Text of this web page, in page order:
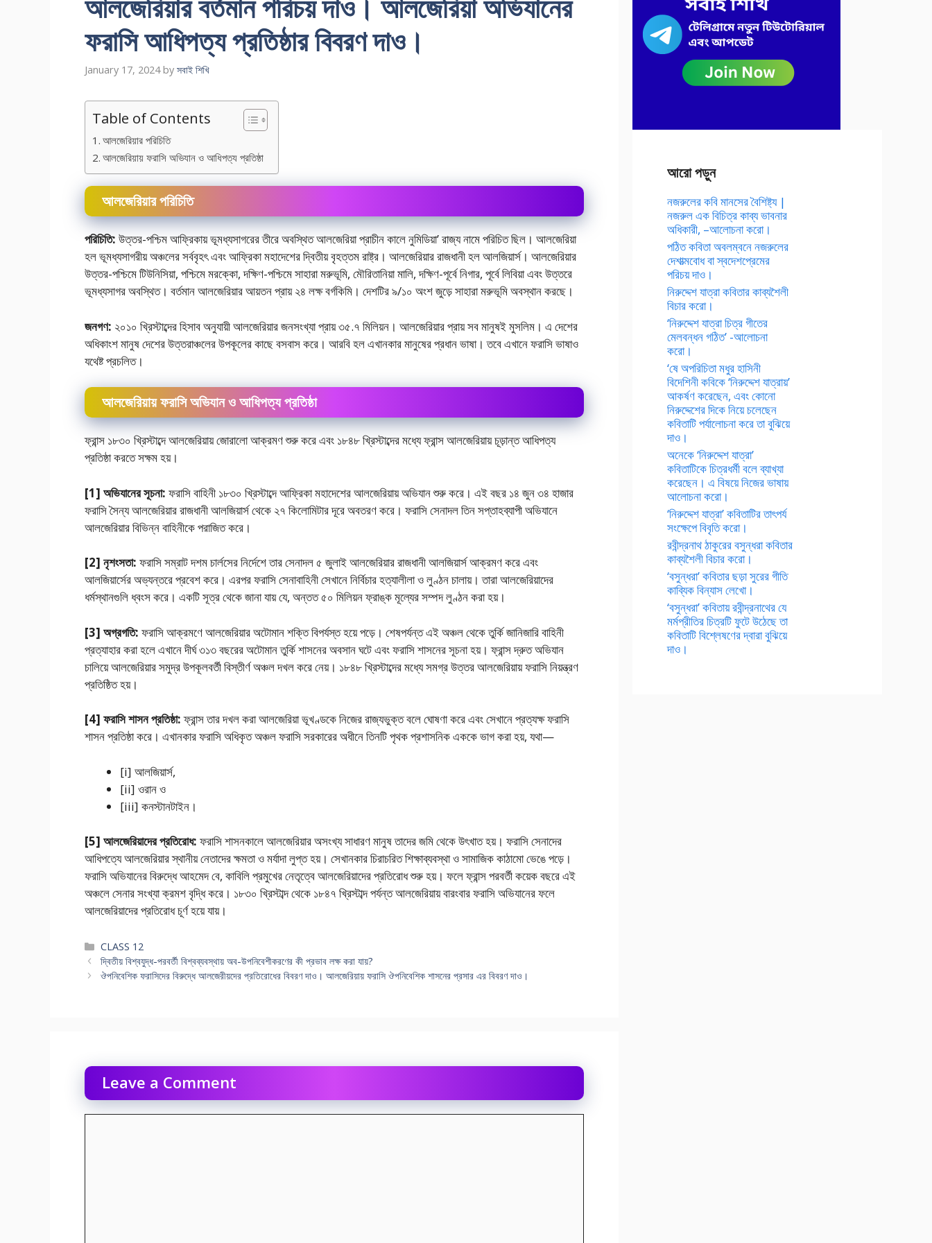
ফরাসি আধিপত্য প্রতিষ্ঠার বিবরণ দাও।
January 17, 2024 by সবাই শিখি
Table of Contents
আলজেরিয়ার পরিচিতি
আলজেরিয়ায় ফরাসি অভিযান ও আধিপত্য প্রতিষ্ঠা
আলজেরিয়ার পরিচিতি
পরিচিতি: উত্তর-পশ্চিম আফ্রিকায় ভূমধ্যসাগরের তীরে অবস্থিত আলজেরিয়া প্রাচীন কালে নুমিডিয়া’ রাজ্য নামে পরিচিত ছিল। আলজেরিয়া
হল ভূমধ্যসাগরীয় অঞ্চলের সর্ববৃহৎ এবং আফ্রিকা মহাদেশের দ্বিতীয় বৃহত্তম রাষ্ট্র। আলজেরিয়ার রাজধানী হল আলজিয়ার্স। আলজেরিয়ার
উত্তর-পশ্চিমে টিউনিসিয়া, পশ্চিমে মরক্কো, দক্ষিণ-পশ্চিমে সাহারা মরুভূমি, মৌরিতানিয়া মালি, দক্ষিণ-পূর্বে নিগার, পূর্বে লিবিয়া এবং উত্তরে
ভূমধ্যসাগর অবস্থিত। বর্তমান আলজেরিয়ার আয়তন প্রায় ২৪ লক্ষ বর্গকিমি। দেশটির ৯/১০ অংশ জুড়ে সাহারা মরুভূমি অবস্থান করছে।
জনগণ: ২০১০ খ্রিস্টাব্দের হিসাব অনুযায়ী আলজেরিয়ার জনসংখ্যা প্রায় ৩৫.৭ মিলিয়ন। আলজেরিয়ার প্রায় সব মানুষই মুসলিম। এ দেশের
অধিকাংশ মানুষ দেশের উত্তরাঞ্চলের উপকূলের কাছে বসবাস করে। আরবি হল এখানকার মানুষের প্রধান ভাষা। তবে এখানে ফরাসি ভাষাও
যথেষ্ট প্রচলিত।
আলজেরিয়ায় ফরাসি অভিযান ও আধিপত্য প্রতিষ্ঠা
ফ্রান্স ১৮৩০ খ্রিস্টাব্দে আলজেরিয়ায় জোরালাে আক্রমণ শুরু করে এবং ১৮৪৮ খ্রিস্টাব্দের মধ্যে ফ্রান্স আলজেরিয়ায় চূড়ান্ত আধিপত্য
প্রতিষ্ঠা করতে সক্ষম হয়।
[1] অভিযানের সূচনা: ফরাসি বাহিনী ১৮৩০ খ্রিস্টাব্দে আফ্রিকা মহাদেশের আলজেরিয়ায় অভিযান শুরু করে। এই বছর ১৪ জুন ৩৪ হাজার
ফরাসি সৈন্য আলজেরিয়ার রাজধানী আলজিয়ার্স থেকে ২৭ কিলােমিটার দূরে অবতরণ করে। ফরাসি সেনাদল তিন সপ্তাহব্যাপী অভিযানে
আলজেরিয়ার বিভিন্ন বাহিনীকে পরাজিত করে।
[2] নৃশংসতা: ফরাসি সম্রাট দশম চার্লসের নির্দেশে তার সেনাদল ৫ জুলাই আলজেরিয়ার রাজধানী আলজিয়ার্স আক্রমণ করে এবং
আলজিয়ার্সের অভ্যন্তরে প্রবেশ করে। এরপর ফরাসি সেনাবাহিনী সেখানে নির্বিচার হত্যালীলা ও লুণ্ঠন চালায়। তারা আলজেরিয়াদের
ধর্মস্থানগুলি ধ্বংস করে। একটি সূত্র থেকে জানা যায় যে, অন্তত ৫০ মিলিয়ন ফ্রাঙ্ক মূল্যের সম্পদ লুণ্ঠন করা হয়।
[3] অগ্রগতি: ফরাসি আক্রমণে আলজেরিয়ার অটোমান শক্তি বিপর্যস্ত হয়ে পড়ে। শেষপর্যন্ত এই অঞ্চল থেকে তুর্কি জানিজারি বাহিনী
প্রত্যাহার করা হলে এখানে দীর্ঘ ৩১৩ বছরের অটোমান তুর্কি শাসনের অবসান ঘটে এবং ফরাসি শাসনের সূচনা হয়। ফ্রান্স দ্রুত অভিযান
চালিয়ে আলজেরিয়ার সমুদ্র উপকূলবর্তী বিস্তীর্ণ অঞ্চল দখল করে নেয়। ১৮৪৮ খ্রিস্টাব্দের মধ্যে সমগ্র উত্তর আলজেরিয়ায় ফরাসি নিয়ন্ত্রণ
প্রতিষ্ঠিত হয়।
[4] ফরাসি শাসন প্রতিষ্ঠা:ফ্রান্স তার দখল করা আলজেরিয়া ভূখণ্ডকে নিজের রাজ্যভুক্ত বলে ঘােষণা করে এবং সেখানে প্রত্যক্ষ ফরাসি
শাসন প্রতিষ্ঠা করে। এখানকার ফরাসি অধিকৃত অঞ্চল ফরাসি সরকারের অধীনে তিনটি পৃথক প্রশাসনিক এককে ভাগ করা হয়, যথা—
[i] আলজিয়ার্স,
[ii] ওরান ও
[iii] কনস্টানটাইন।
[5] আলজেরিয়াদের প্রতিরােধ: ফরাসি শাসনকালে আলজেরিয়ার অসংখ্য সাধারণ মানুষ তাদের জমি থেকে উৎখাত হয়। ফরাসি সেনাদের
আধিপত্যে আলজেরিয়ার স্থানীয় নেতাদের ক্ষমতা ও মর্যাদা লুপ্ত হয়। সেখানকার চিরাচরিত শিক্ষাব্যবস্থা ও সামাজিক কাঠামাে ভেঙে পড়ে।
ফরাসি অভিযানের বিরুদ্ধে আহমেদ বে, কাবিলি প্রমুখের নেতৃত্বে আলজেরিয়াদের প্রতিরােধ শুরু হয়। ফলে ফ্রান্স পরবর্তী কয়েক বছরে এই
অঞ্চলে সেনার সংখ্যা ক্রমশ বৃদ্ধি করে। ১৮৩০ খ্রিস্টাব্দ থেকে ১৮৪৭ খ্রিস্টাব্দ পর্যন্ত আলজেরিয়ায় বারংবার ফরাসি অভিযানের ফলে
আলজেরিয়াদের প্রতিরােধ চূর্ণ হয়ে যায়।
Categories
CLASS 12
দ্বিতীয় বিশ্বযুদ্ধ-পরবর্তী বিশ্বব্যবস্থায় অব-উপনিবেশীকরণের কী প্রভাব লক্ষ করা যায়?
ঔপনিবেশিক ফরাসিদের বিরুদ্ধে আলজেরীয়দের প্রতিরােধের বিবরণ দাও। আলজেরিয়ায় ফরাসি ঔপনিবেশিক শাসনের প্রসার এর বিবরণ দাও।
Leave a Comment
আরো পড়ুন
নজরুলের কবি মানসের বৈশিষ্ট্য |
নজরুল এক বিচিত্র কাব্য ভাবনার
অধিকারী, –আলোচনা করো।
পঠিত কবিতা অবলম্বনে নজরুলের
দেশাত্মবোধ বা স্বদেশপ্রেমের
পরিচয় দাও।
নিরুদ্দেশ যাত্রা কবিতার কাব্যশৈলী
বিচার করো।
‘নিরুদ্দেশ যাত্রা চিত্র গীতের
মেলবন্ধন গঠিত’ -আলোচনা
করো।
‘ষে অপরিচিতা মধুর হাসিনী
বিদেশিনী কবিকে ‘নিরুদ্দেশ যাত্রায়’
আকর্ষণ করেছেন, এবং কোনো
নিরুদ্দেশের দিকে নিয়ে চলেছেন
কবিতাটি পর্যালোচনা করে তা বুঝিয়ে
দাও।
অনেকে ‘নিরুদ্দেশ যাত্রা’
কবিতাটিকে চিত্রধর্মী বলে ব্যাখ্যা
করেছেন। এ বিষয়ে নিজের ভাষায়
আলোচনা করো।
‘নিরুদ্দেশ যাত্রা’ কবিতাটির তাৎপর্য
সংক্ষেপে বিবৃতি করো।
রবীন্দ্রনাথ ঠাকুরের বসুন্ধরা কবিতার
কাব্যশৈলী বিচার করো।
‘বসুন্ধরা’ কবিতার ছড়া সুরের গীতি
কাব্যিক বিন্যাস লেখো।
‘বসুন্ধরা’ কবিতায় রবীন্দ্রনাথের যে
মর্মপ্রীতির চিত্রটি ফুটে উঠেছে তা
কবিতাটি বিশ্লেষণের দ্বারা বুঝিয়ে
দাও।